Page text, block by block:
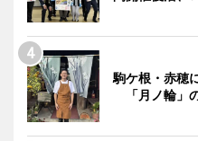
駒ケ根・赤穂
「月ノ輪」